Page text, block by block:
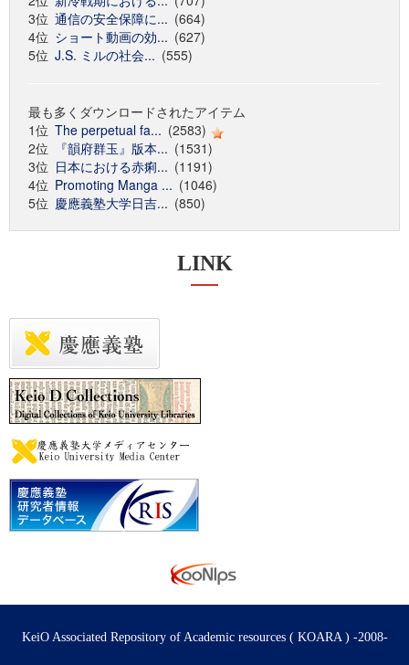
3位 通信の安全保障に... (664)
4位 ショート動画の効... (627)
5位 J.S. ミルの社会... (555)
最も多くダウンロードされたアイテム
1位 The perpetual fa... (2583)
2位
『韻府群玉』版本... (1531)
3位 日本における赤痢... (1191)
4位 Promoting Manga ... (1046)
5位 慶應義塾大学日吉... (850)
LINK
KeiO Associated Repository of Academic resources ( KOARA ) -2008-